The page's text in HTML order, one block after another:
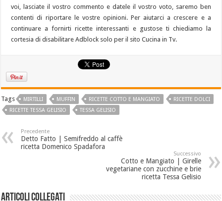
voi, lasciate il vostro commento e datele il vostro voto, saremo ben
contenti di riportare le vostre opinioni. Per aiutarci a crescere e a
continuare a fornirti ricette interessanti e gustose ti chiediamo la
cortesia di disabilitare Adblock solo per il sito Cucina in Tv.
Tags MIRTILLI MUFFIN RICETTE COTTO E MANGIATO
RICETTE DOLCI
RICETTE TESSA GELISIO
TESSA GELISIO
Precedente
Detto Fatto | Semifreddo al caffè
ricetta Domenico Spadafora
Successivo
Cotto e Mangiato | Girelle
vegetariane con zucchine e brie
ricetta Tessa Gelisio
Articoli collegati